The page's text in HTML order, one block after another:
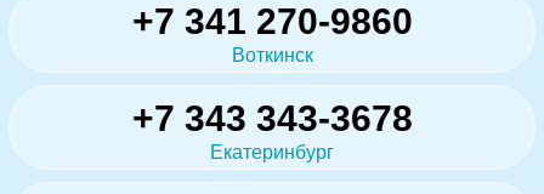
+7 341 270-9860
Воткинск
+7 343 343-3678
Екатеринбург